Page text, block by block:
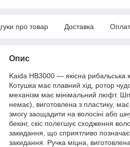
про товар Доставка
Опис
Kaida HB3000 — якісна рибальська
Котушка має плавний хід, ротор
механізм має мінімальний люфт.
немає), виготовлена з пластику,
змогу заощадити на волосіні або
бекінг, скіс полегшує сходження
закидання, що сприятливо
закидання. Ручка міцна,